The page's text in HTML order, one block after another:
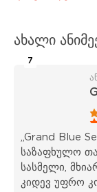
ახალი
7
„Grand Blue
საზაფხულო
სასმელი,
კიდევ უფრო